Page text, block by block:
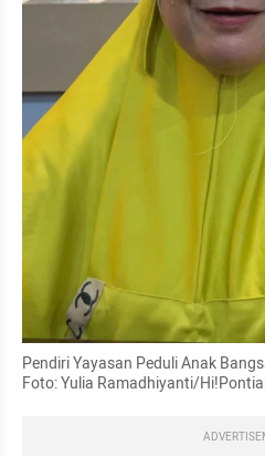
Pendiri Yayasan Peduli Anak
Foto: Yulia Ramadhiyanti/